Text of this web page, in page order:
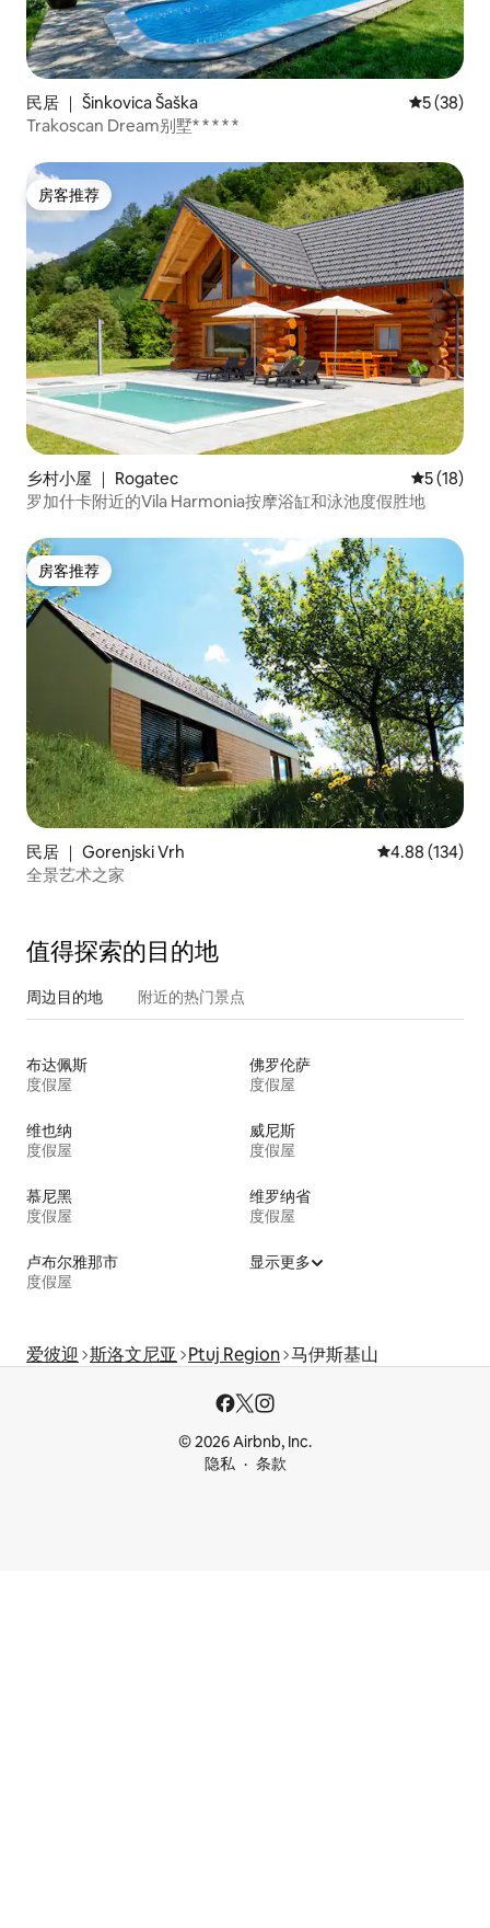
民居 ｜ Šinkovica Šaška 平均评分
5 (38)
Trakoscan Dream别墅* * * * *
房客推荐
房客推荐
乡村小屋 ｜ Rogatec 平均评分
5 (18)
罗加什卡附近的Vila Harmonia按摩浴缸和泳池度假胜地
房客推荐
房客推荐
民居 ｜ Gorenjski Vrh 平均评分 4.88
4.88 (134)
全景艺术之家
值得探索的目的地
周边目的地 附近的热门景点
布达佩斯
度假屋
佛罗伦萨
度假屋
维也纳
度假屋
威尼斯
度假屋
慕尼黑
度假屋
维罗纳省
度假屋
卢布尔雅那市
度假屋
显示更多
爱彼迎 斯洛文尼亚 Ptuj Region 马伊斯基山
© 2026 Airbnb, Inc.
隐私
条款